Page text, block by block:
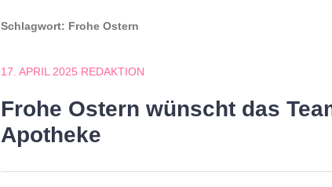
Schlagwort: Frohe Ostern
17. APRIL 2025 REDAKTION
Frohe Ostern wünscht das
Apotheke